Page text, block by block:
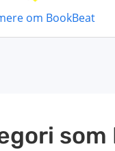
om BookBeat